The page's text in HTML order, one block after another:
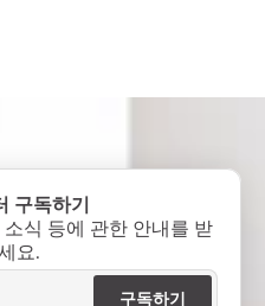
구독하기
식 등에 관한 안내를 받
요.